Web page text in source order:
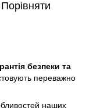
Порівняти
безпеки та
переважно
наших